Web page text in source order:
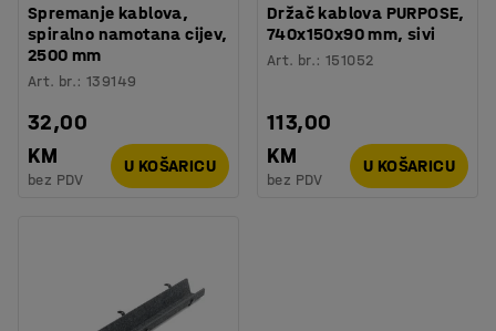
Spremanje kablova,
spiralno namotana cijev,
2500 mm
Art. br.:139149
32,00
KM
bez PDV
U KOŠARICU
Držač kablova PURPOSE,
740x150x90 mm, sivi
Art. br.:151052
113,00
KM
bez PDV
U KOŠARICU